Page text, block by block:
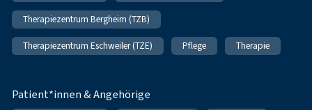
Therapiezentrum Bergheim (TZB)
Therapiezentrum Eschweiler (TZE) Pflege Therapie
Patient*innen & Angehörige